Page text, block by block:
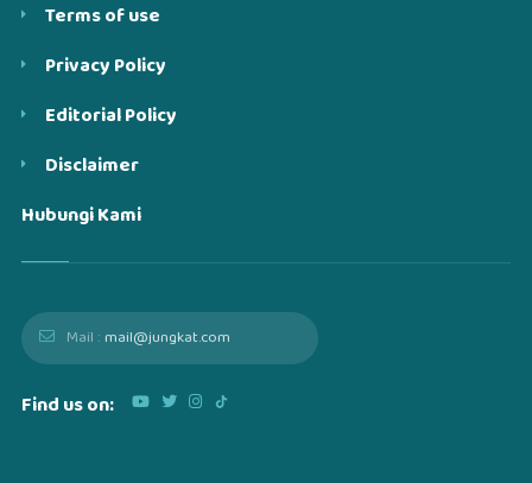
Terms of use
Privacy Policy
Editorial Policy
Disclaimer
Hubungi Kami
Mail :mail@jungkat.com
Find us on: